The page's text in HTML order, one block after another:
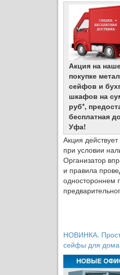
Акция на
покупке
сейфов и
шкафов на
руб*,
бесплатная
Уфа!
Акция
при условии
Организатор
и правила
одностороннем
НОВИНКА.
сейфы для